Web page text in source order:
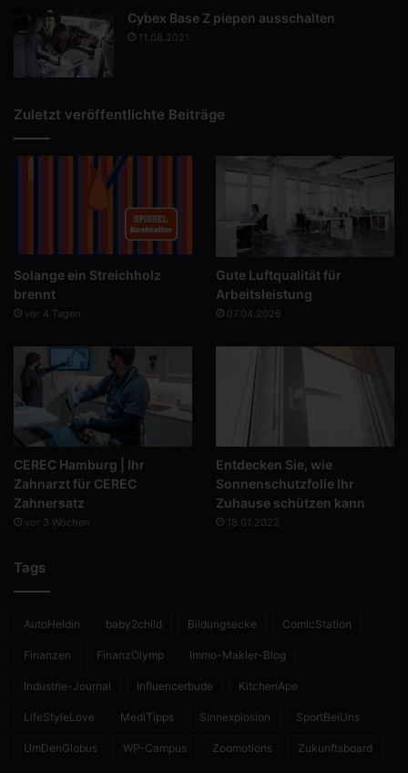
Cybex Base Z piepen ausschalten
11.08.2021
Zuletzt veröffentlichte Beiträge
Solange ein Streichholz
brennt
vor 4 Tagen
Gute Luftqualität für
Arbeitsleistung
07.04.2026
CEREC Hamburg | Ihr
Zahnarzt für CEREC
Zahnersatz
vor 3 Wochen
Entdecken Sie, wie
Sonnenschutzfolie Ihr
Zuhause schützen kann
18.01.2023
Tags
AutoHeldin baby2child Bildungsecke ComicStation
Finanzen FinanzOlymp Immo-Makler-Blog
Industrie-Journal Influencerbude KitchenApe
LifeStyleLove MediTipps Sinnexplosion SportBeiUns
UmDenGlobus WP-Campus Zoomotions Zukunftsboard